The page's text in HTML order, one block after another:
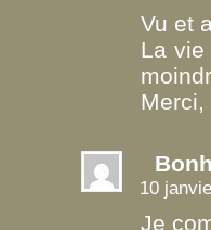
Vu et
La vie
Merci,
10
Je